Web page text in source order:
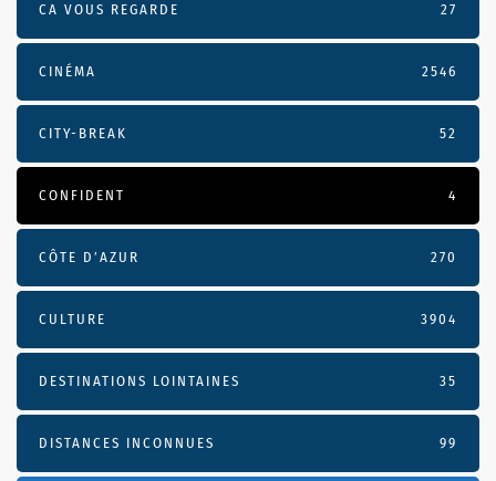
CA VOUS REGARDE 27
CINÉMA 2546
CITY-BREAK 52
CONFIDENT 4
CÔTE D’AZUR 270
CULTURE 3904
DESTINATIONS LOINTAINES 35
DISTANCES INCONNUES 99